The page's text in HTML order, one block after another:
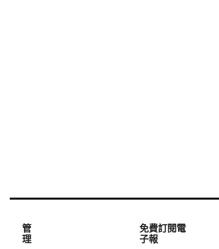
管
理
免費訂閱電
子報